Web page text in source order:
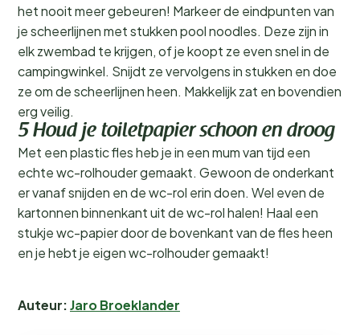
het nooit meer gebeuren! Markeer de eindpunten van
je scheerlijnen met stukken pool noodles. Deze zijn in
elk zwembad te krijgen, of je koopt ze even snel in de
campingwinkel. Snijdt ze vervolgens in stukken en doe
ze om de scheerlijnen heen. Makkelijk zat en bovendien
erg veilig.
5 Houd je toiletpapier schoon en droog
Met een plastic fles heb je in een mum van tijd een
echte wc-rolhouder gemaakt. Gewoon de onderkant
er vanaf snijden en de wc-rol erin doen. Wel even de
kartonnen binnenkant uit de wc-rol halen! Haal een
stukje wc-papier door de bovenkant van de fles heen
en je hebt je eigen wc-rolhouder gemaakt!
Auteur:Jaro Broeklander